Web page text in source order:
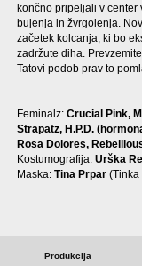
končno pripeljali v center
bujenja in žvrgolenja.
začetek kolcanja, ki bo
zadržute diha.
Tatovi podob prav to
Feminalz: Crucial Pink,
Strapatz, H.P.D.
Rosa Dolores,
Kostumografija: Urška
Maska: Tina Prpar (Tinka
Produkcija